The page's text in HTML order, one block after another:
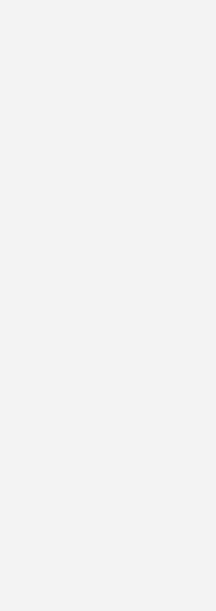
Dozentinnen und
Den
und erfolgreich
Beraterin
und
Führungs- und
ist die
vier Führungs-
Persönlichkeitsstile
Chancen und
vermittelten
vergleichenden